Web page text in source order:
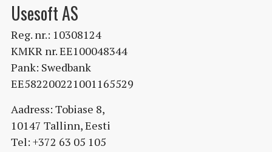
Usesoft AS
Reg. nr.: 10308124
KMKR nr. EE100048344
Pank: Swedbank
EE582200221001165529
Aadress: Tobiase 8,
10147 Tallinn, Eesti
Tel: +372 63 05 105